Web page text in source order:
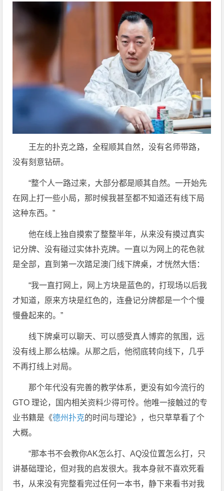
王左的扑克之路，全程顺其自然，没有名师带路，
没有刻意钻研。
“整个人一路过来，大部分都是顺其自然。一开始先
在网上打一些小局，那时候我甚至都不知道还有线下局
这种东西。”
他在线上独自摸索了整整半年，从来没有摸过真实
记分牌、没有碰过实体扑克牌。一直以为网上的花色就
是全部，直到第一次踏足澳门线下牌桌，才恍然大悟：
“我一直打网上，网上方块是蓝色的，打现场以后我
才知道，原来方块是红色的，连叠记分牌都是一个个慢
慢叠起来的。”
线下牌桌可以聊天、可以感受真人博弈的氛围，远
没有线上那么枯燥。从那之后，他彻底转向线下，几乎
不再打线上对局。
那个年代没有完善的教学体系，更没有如今流行的
GTO 理论，国内相关资料少得可怜。他唯一接触过的专
业书籍是《德州扑克的时间与理论》，也只草草看了个
大概。
“那本书不会教你AK怎么打、AQ没位置怎么打，只
讲基础理论，但对我的启发很大。我本身就不喜欢死看
书，从来没有完整看完过任何一本书，静下来看书对我